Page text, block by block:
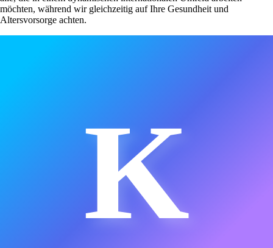
möchten, während wir gleichzeitig auf Ihre Gesundheit und
Altersvorsorge achten.
K